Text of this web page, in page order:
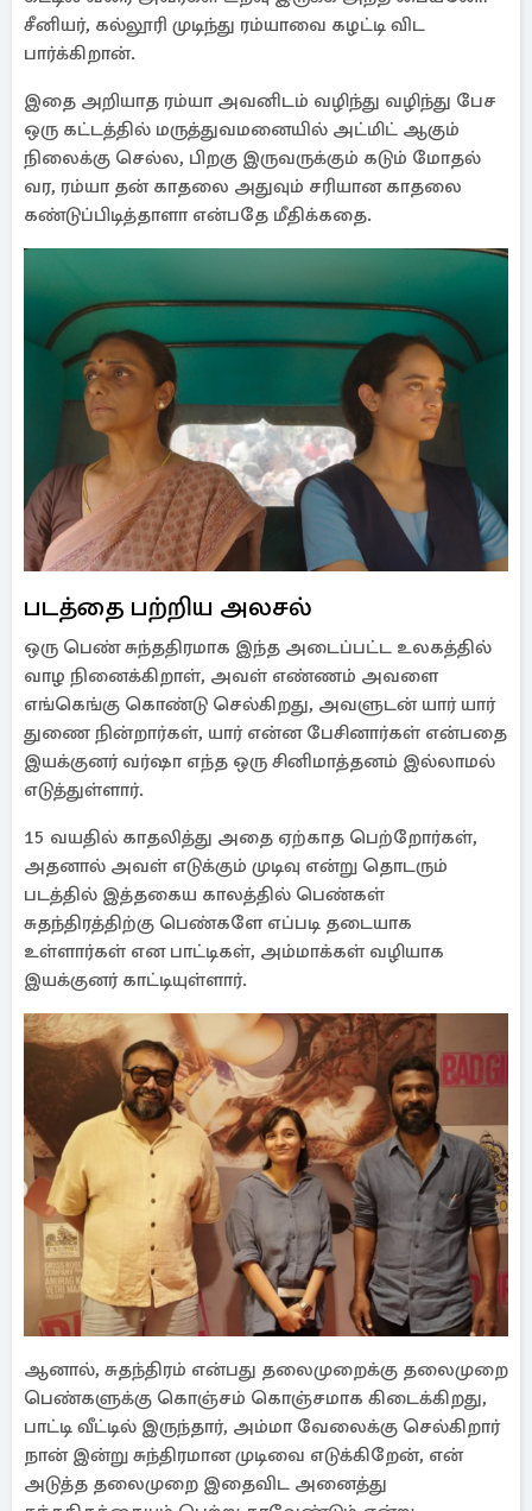
சீனியர், கல்லூரி முடிந்து ரம்யாவை கழட்டி விட
பார்க்கிறான்.
இதை அறியாத ரம்யா அவனிடம் வழிந்து வழிந்து பேச
ஒரு கட்டத்தில் மருத்துவமனையில் அட்மிட் ஆகும்
நிலைக்கு செல்ல, பிறகு இருவருக்கும் கடும் மோதல்
வர, ரம்யா தன் காதலை அதுவும் சரியான காதலை
கண்டுப்பிடித்தாளா என்பதே மீதிக்கதை.
படத்தை பற்றிய அலசல்
ஒரு பெண் சுந்ததிரமாக இந்த அடைப்பட்ட உலகத்தில்
வாழ நினைக்கிறாள், அவள் எண்ணம் அவளை
எங்கெங்கு கொண்டு செல்கிறது, அவளுடன் யார் யார்
துணை நின்றார்கள், யார் என்ன பேசினார்கள் என்பதை
இயக்குனர் வர்ஷா எந்த ஒரு சினிமாத்தனம் இல்லாமல்
எடுத்துள்ளார்.
15 வயதில் காதலித்து அதை ஏற்காத பெற்றோர்கள்,
அதனால் அவள் எடுக்கும் முடிவு என்று தொடரும்
படத்தில் இத்தகைய காலத்தில் பெண்கள்
சுதந்திரத்திற்கு பெண்களே எப்படி தடையாக
உள்ளார்கள் என பாட்டிகள், அம்மாக்கள் வழியாக
இயக்குனர் காட்டியுள்ளார்.
ஆனால், சுதந்திரம் என்பது தலைமுறைக்கு தலைமுறை
பெண்களுக்கு கொஞ்சம் கொஞ்சமாக கிடைக்கிறது,
பாட்டி வீட்டில் இருந்தார், அம்மா வேலைக்கு செல்கிறார்
நான் இன்று சுந்திரமான முடிவை எடுக்கிறேன், என்
அடுத்த தலைமுறை இதைவிட அனைத்து